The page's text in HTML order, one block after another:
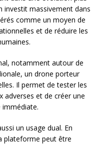
investit massivement dans
comme un moyen de
et de réduire les
notamment autour de
un drone porteur
Il permet de tester les
adverses et de créer une
immédiate.
un usage dual. En
plateforme peut être